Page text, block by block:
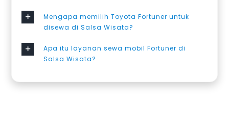
Mengapa memilih Toyota Fortuner untuk
disewa di Salsa Wisata?
Apa itu layanan sewa mobil Fortuner di
Salsa Wisata?